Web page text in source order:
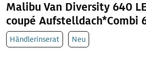
Malibu Van Diversity 640
coupé Aufstelldach*Combi
Händlerinserat Neu